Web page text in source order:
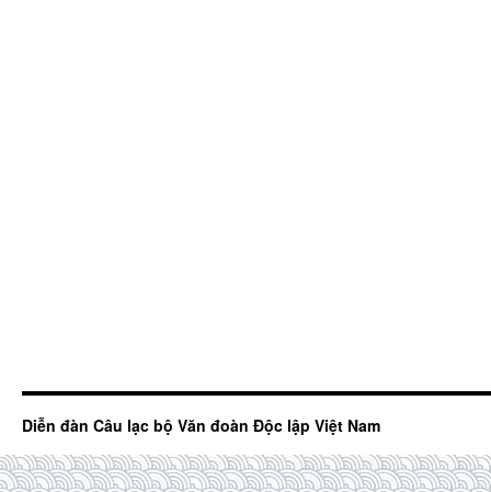
Diễn đàn Câu lạc bộ Văn đoàn Độc lập Việt Nam